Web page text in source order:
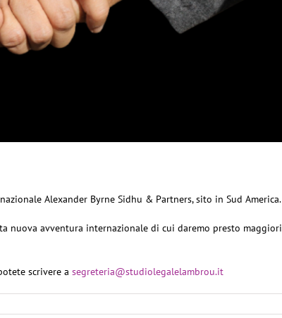
Alexander Byrne Sidhu & Partners, sito in Sud America.
nuova avventura internazionale di cui daremo presto maggiori
scrivere a segreteria@studiolegalelambrou.it